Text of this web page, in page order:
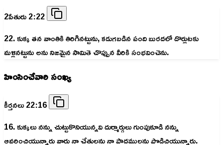
2పేతురు 2:22
22. కుక్క తన వాంతికి తిరిగినట్టును, కడుగబడిన పంది బురదలో దొర్లుటకు
మళ్లినట్టును అను నిజమైన సామితె చొప్పున వీరికి సంభవించెను.
హింసించేవారి సంఖ్య
కీర్తనలు 22:16
16. కుక్కలు నన్ను చుట్టుకొనియున్నవి దుర్మార్గులు గుంపుకూడి నన్ను
ఆవరించియున్నారు వారు నా చేతులను నా పాదములను పొడిచియున్నారు.